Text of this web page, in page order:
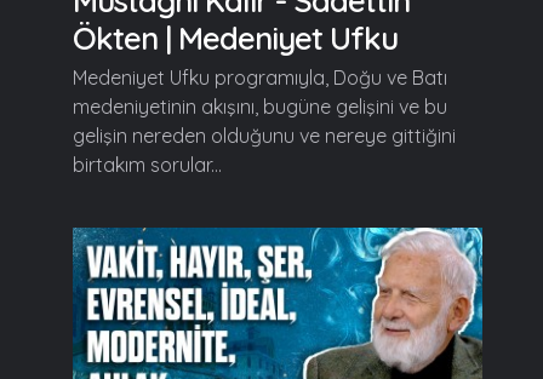
Ökten | Medeniyet Ufku
Medeniyet Ufku programıyla, Doğu ve Batı
medeniyetinin akışını, bugüne gelişini ve bu
gelişin nereden olduğunu ve nereye gittiğini
birtakım sorular...